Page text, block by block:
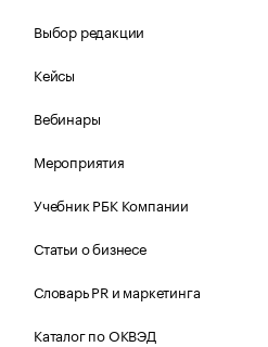
Выбор редакции
Кейсы
Вебинары
Мероприятия
Учебник РБК Компании
Статьи о бизнесе
Словарь PR и маркетинга
Каталог по ОКВЭД